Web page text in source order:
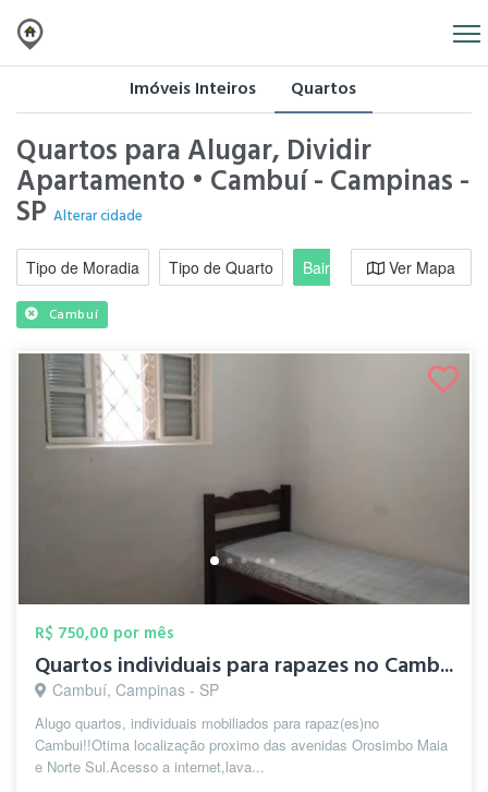
Imóveis Inteiros Quartos
Quartos para Alugar, Dividir
Apartamento • Cambuí - Campinas -
SP Alterar cidade
Tipo de Moradia Tipo de Quarto Bairro / RegiãoVer Mapa
Cambuí
R$ 750,00 por mês
Quartos individuais para rapazes no Camb...
Cambuí, Campinas - SP
Alugo quartos, individuais mobiliados para rapaz(es)no
Cambui!!Otima localização proximo das avenidas Orosimbo Maia
e Norte Sul.Acesso a internet,lava...